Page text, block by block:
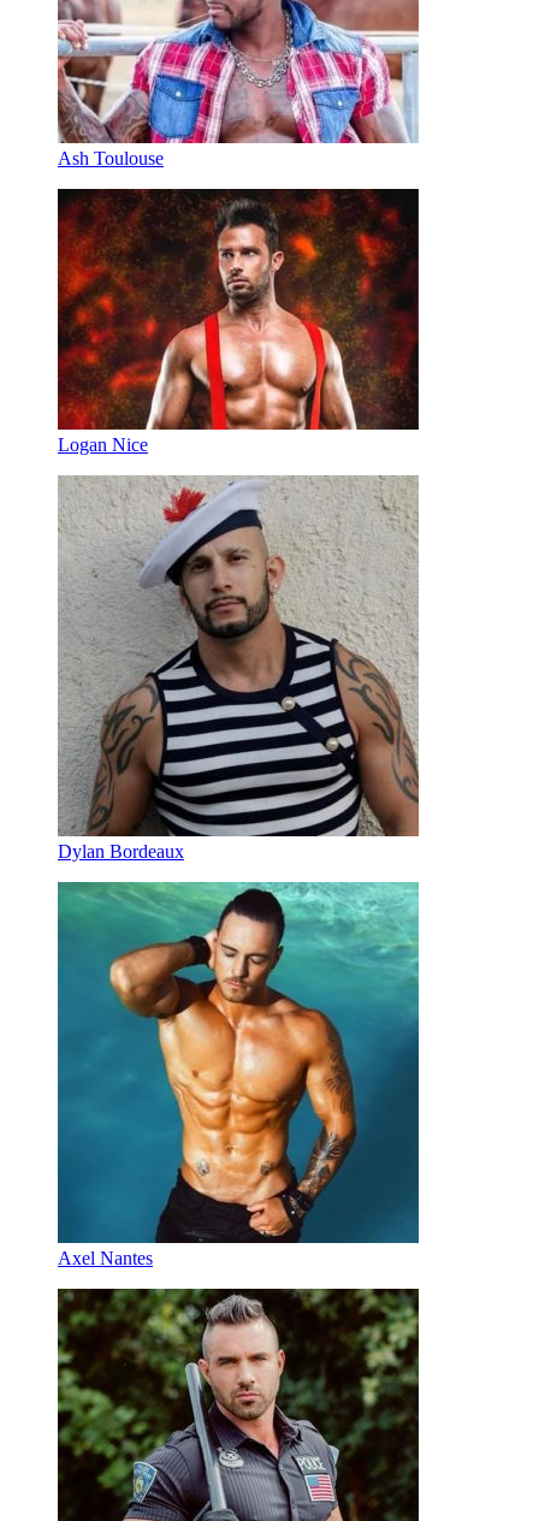
Ash Toulouse
Logan Nice
Dylan Bordeaux
Axel Nantes